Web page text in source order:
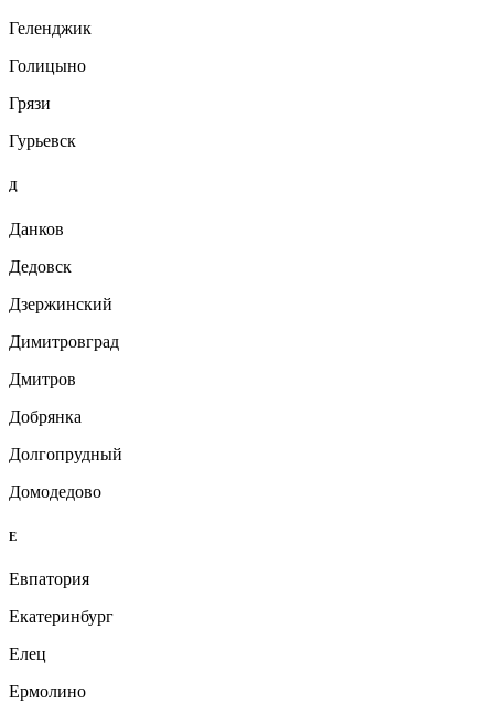
Геленджик
Голицыно
Грязи
Гурьевск
Д
Данков
Дедовск
Дзержинский
Димитровград
Дмитров
Добрянка
Долгопрудный
Домодедово
Е
Евпатория
Екатеринбург
Елец
Ермолино